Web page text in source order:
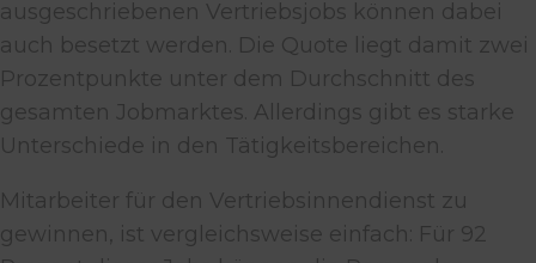
ausgeschriebenen Vertriebsjobs können dabei
auch besetzt werden. Die Quote liegt damit zwei
Prozentpunkte unter dem Durchschnitt des
gesamten Jobmarktes. Allerdings gibt es starke
Unterschiede in den Tätigkeitsbereichen.
Mitarbeiter für den Vertriebsinnendienst zu
gewinnen, ist vergleichsweise einfach: Für 92